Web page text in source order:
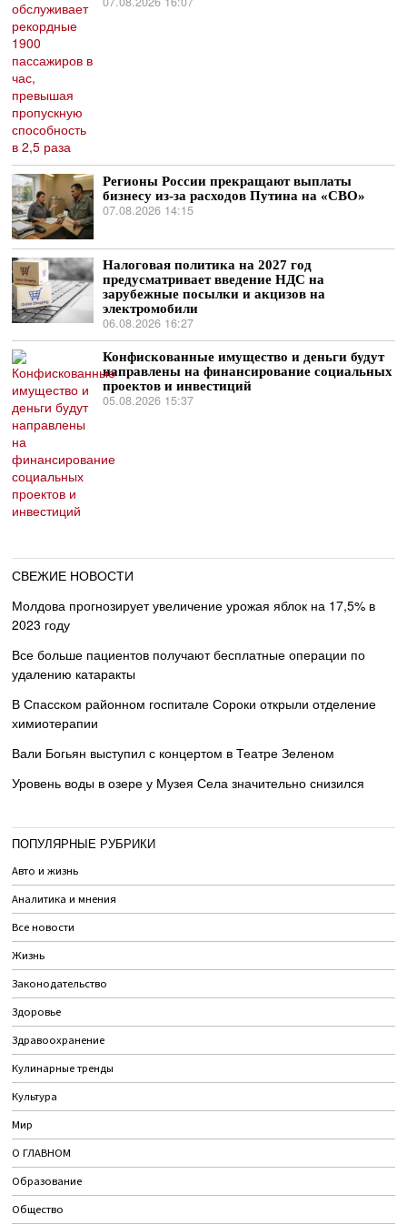
Регионы России прекращают выплаты
бизнесу из-за расходов Путина на «СВО»
07.08.2026 14:15
Налоговая политика на 2027 год
предусматривает введение НДС на
зарубежные посылки и акцизов на
электромобили
06.08.2026 16:27
Конфискованные имущество и деньги будут
направлены на финансирование социальных
проектов и инвестиций
05.08.2026 15:37
СВЕЖИЕ НОВОСТИ
Молдова прогнозирует увеличение урожая яблок на 17,5% в
2023 году
Все больше пациентов получают бесплатные операции по
удалению катаракты
В Спасском районном госпитале Сороки открыли отделение
химиотерапии
Вали Богьян выступил с концертом в Театре Зеленом
Уровень воды в озере у Музея Села значительно снизился
ПОПУЛЯРНЫЕ РУБРИКИ
Авто и жизнь
Аналитика и мнения
Все новости
Жизнь
Законодательство
Здоровье
Здравоохранение
Кулинарные тренды
Культура
Мир
О ГЛАВНОМ
Образование
Общество